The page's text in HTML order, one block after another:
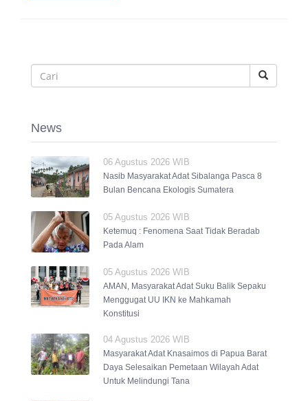
News
06 Agustus 2026 WIB
Nasib Masyarakat Adat Sibalanga Pasca 8
Bulan Bencana Ekologis Sumatera
05 Agustus 2026 WIB
Ketemuq : Fenomena Saat Tidak Beradab
Pada Alam
05 Agustus 2026 WIB
AMAN, Masyarakat Adat Suku Balik Sepaku
Menggugat UU IKN ke Mahkamah
Konstitusi
04 Agustus 2026 WIB
Masyarakat Adat Knasaimos di Papua Barat
Daya Selesaikan Pemetaan Wilayah Adat
Untuk Melindungi Tana